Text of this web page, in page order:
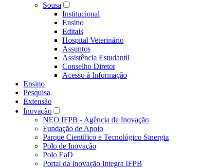
Sousa
Institucional
Ensino
Editais
Hospital Veterinário
Assuntos
Assistência Estudantil
Conselho Diretor
Acesso à Informação
Ensino
Pesquisa
Extensão
Inovação
NEO IFPB - Agência de Inovação
Fundação de Apoio
Parque Científico e Tecnológico Sinergia
Polo de Inovação
Polo EaD
Portal da Inovação Integra IFPB